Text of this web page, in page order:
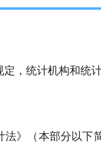
，统计机构和统
法》（本部分以